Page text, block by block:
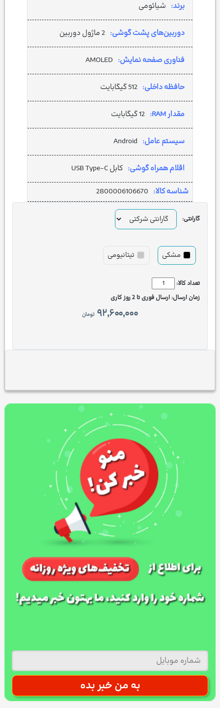
برند: شیائومی
دوربین‌های پشت گوشی: 2 ماژول دوربین
فناوری صفحه نمایش: AMOLED
حافظه داخلی: 512 گیگابایت
مقدار RAM: 12 گیگابایت
سیستم عامل: Android
اقلام همراه گوشی: کابل USB Type-C
شناسه کالا: 2800006106670
گارانتی:
مشکی تیتانیومی
تعداد کالا:
زمان ارسال: ارسال فوری تا 2 روز کاری
۹۲,۶۰۰,۰۰۰ تومان